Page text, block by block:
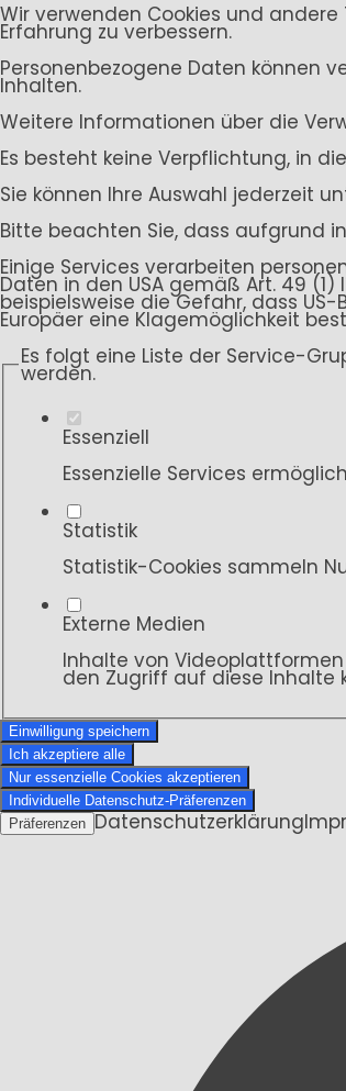
Wir verwenden Cookies und
Erfahrung zu verbessern.
Personenbezogene Daten können
Inhalten.
Weitere Informationen über die
Es besteht keine Verpflichtung, in
Sie können Ihre Auswahl jederzeit
Bitte beachten Sie, dass aufgrund
Einige Services verarbeiten
Daten in den USA gemäß Art. 49
beispielsweise die Gefahr, dass
Europäer eine Klagemöglichkeit
Es folgt eine Liste der Service-
werden.
Essenziell
Essenzielle Services
Statistik
Statistik-Cookies sammeln
Externe Medien
Inhalte von
den Zugriff auf diese Inhalte
Einwilligung speichern
Ich akzeptiere alle
Nur essenzielle Cookies akzeptieren
Individuelle Datenschutz-Präferenzen
Präferenzen Datenschutzerklärung